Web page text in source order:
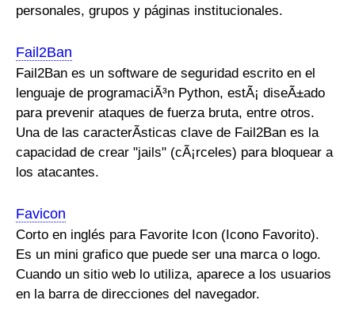
personales, grupos y páginas institucionales.
Fail2Ban
Fail2Ban es un software de seguridad escrito en el
lenguaje de programaciÃ³n Python, estÃ¡ diseÃ±ado
para prevenir ataques de fuerza bruta, entre otros.
Una de las caracterÃ­sticas clave de Fail2Ban es la
capacidad de crear "jails" (cÃ¡rceles) para bloquear a
los atacantes.
Favicon
Corto en inglés para Favorite Icon (Icono Favorito).
Es un mini grafico que puede ser una marca o logo.
Cuando un sitio web lo utiliza, aparece a los usuarios
en la barra de direcciones del navegador.